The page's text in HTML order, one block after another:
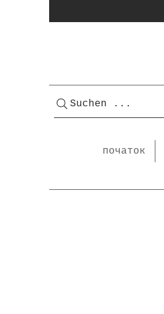
Suchen ...
початок